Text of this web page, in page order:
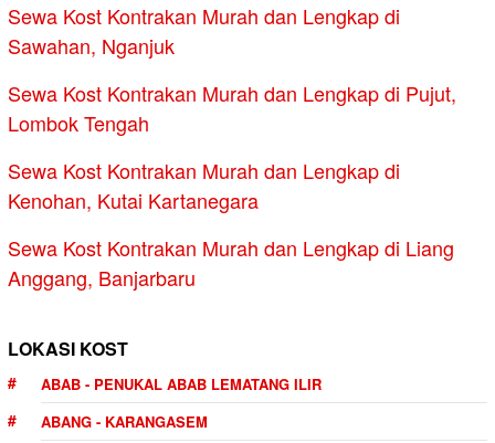
Sewa Kost Kontrakan Murah dan Lengkap di
Sawahan, Nganjuk
Sewa Kost Kontrakan Murah dan Lengkap di Pujut,
Lombok Tengah
Sewa Kost Kontrakan Murah dan Lengkap di
Kenohan, Kutai Kartanegara
Sewa Kost Kontrakan Murah dan Lengkap di Liang
Anggang, Banjarbaru
LOKASI KOST
ABAB - PENUKAL ABAB LEMATANG ILIR
ABANG - KARANGASEM